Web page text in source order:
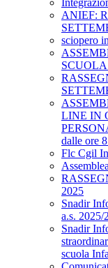
ANIEF:
sciopero
LINE IN
dalle ore
Flc Cgil
2025
Snadir
a.s. 2025/
Snadir
scuola